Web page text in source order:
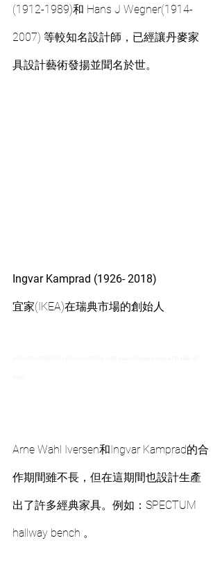
(1912-1989)和 Hans J Wegner(1914-
2007) 等較知名設計師，已經讓丹麥家
具設計藝術發揚並聞名於世。
Ingvar Kamprad (1926- 2018)
宜家(IKEA)在瑞典市場的創始人
Arne Wahl Iversen和Ingvar Kamprad的合
作期間雖不長，但在這期間也設計生產
出了許多經典家具。例如：SPECTUM
hallway bench 。